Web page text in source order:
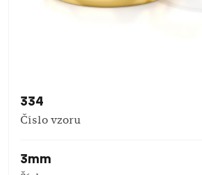
334
Číslo vzoru
3mm